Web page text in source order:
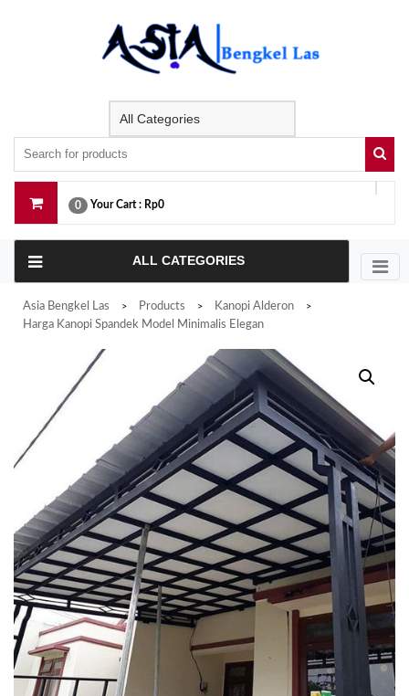
0 Your Cart : Rp0
ALL CATEGORIES
Asia Bengkel Las > Products > Kanopi Alderon >
Harga Kanopi Spandek Model Minimalis Elegan